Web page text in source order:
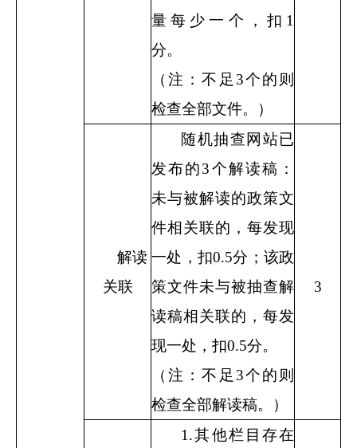
量每少一个，扣 1
分。
（注：不足 3个的则
检查全部文件。）
解读
关联
随机抽查网站已
发布的3个解读稿：
未与被解读的政策文
件相关联的，每发现
一处，扣0.5分；该政
策文件未与被抽查解
读稿相关联的，每发
现一处，扣0.5分。
（注：不足 3个的则
检查全部解读稿。）
3
1.其他栏目存在